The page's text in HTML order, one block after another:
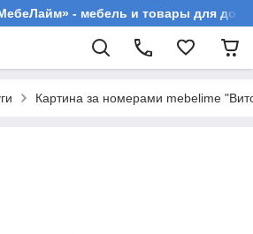
- мебель и товары для
Картина за номерами mebelime